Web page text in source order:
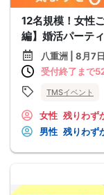
12名規模！女性
編】婚活パーテ
八重洲 | 8月7
受付終了まで
TMSイベント
女性 残りわず
男性 残りわず